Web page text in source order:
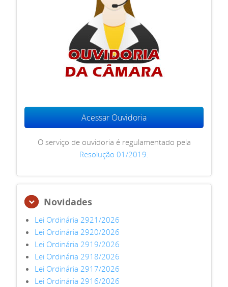
Acessar Ouvidoria
O serviço de ouvidoria é regulamentado pela
Resolução 01/2019
Novidades
Lei Ordinária 2921/2026
Lei Ordinária 2920/2026
Lei Ordinária 2919/2026
Lei Ordinária 2918/2026
Lei Ordinária 2917/2026
Lei Ordinária 2916/2026